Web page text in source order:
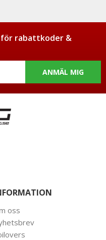
rabattkoder &
ANMÄL MIG
oss